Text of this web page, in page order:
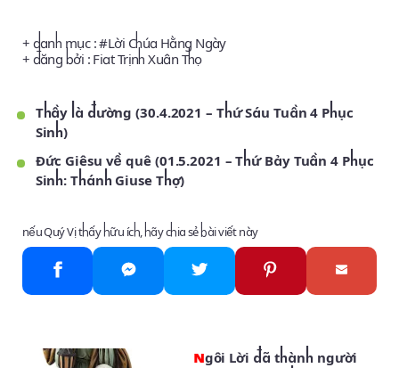
+ danh mục : #Lời Chúa Hằng Ngày
+ đăng bởi : Fiat Trịnh Xuân Thọ
Thầy là đường (30.4.2021 – Thứ Sáu Tuần 4 Phục
Sinh)
Đức Giêsu về quê (01.5.2021 – Thứ Bảy Tuần 4 Phục
Sinh: Thánh Giuse Thợ)
nếu Quý Vị thấy hữu ích, hãy chia sẻ bài viết này
Ngôi Lời đã thành người